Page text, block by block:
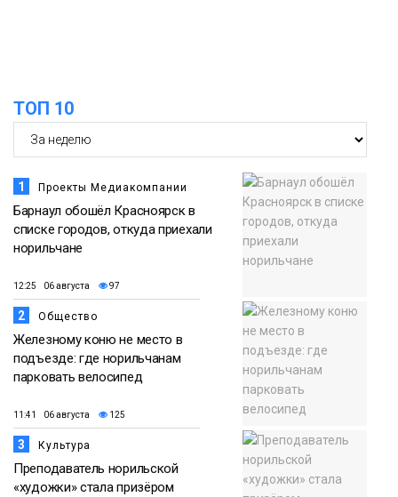
ТОП 10
1 Проекты Медиакомпании
Барнаул обошёл Красноярск в
списке городов, откуда приехали
норильчане
12:25 06 августа 97
2 Общество
Железному коню не место в
подъезде: где норильчанам
парковать велосипед
11:41 06 августа 125
3 Культура
Преподаватель норильской
«художки» стала призёром